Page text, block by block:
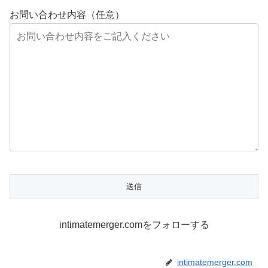
お問い合わせ内容（任意）
intimatemerger.comをフォローする
intimatemerger.com